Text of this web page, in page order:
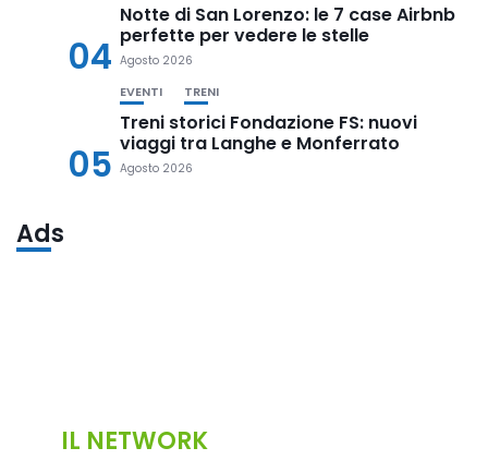
04
Notte di San Lorenzo: le 7 case Airbnb
perfette per vedere le stelle
Agosto 2026
05
EVENTI TRENI
Treni storici Fondazione FS: nuovi
viaggi tra Langhe e Monferrato
Agosto 2026
Ads
IL NETWORK